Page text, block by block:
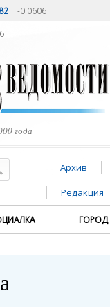
-0.0606
года
Архив
Редакция
ГОРОД